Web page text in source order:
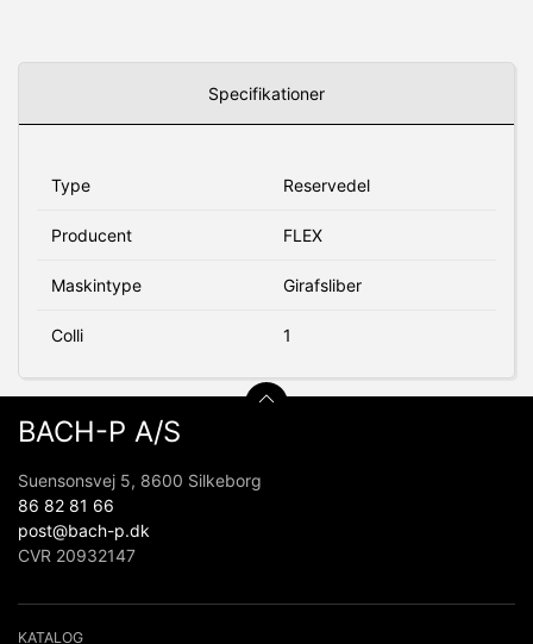
Specifikationer
Type Reservedel
Producent FLEX
Maskintype Girafsliber
Colli 1
BACH-P A/S
Suensonsvej 5, 8600 Silkeborg
86 82 81 66
post@bach-p.dk
CVR 20932147
KATALOG